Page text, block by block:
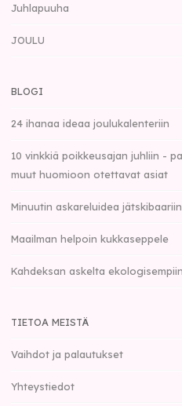
Juhlapuuha
JOULU
BLOGI
24 ihanaa ideaa joulukalenteriin
10 vinkkiä poikkeusajan juhliin -
muut huomioon otettavat asiat
Minuutin askareluidea
Maailman helpoin kukkaseppele
Kahdeksan askelta
TIETOA MEISTÄ
Vaihdot ja palautukset
Yhteystiedot